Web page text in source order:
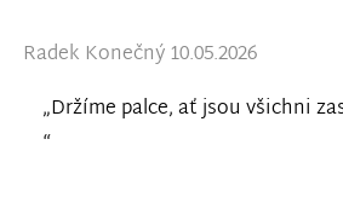
Radek Konečný 10.05.2026
„Držíme palce, ať jsou všichni
“